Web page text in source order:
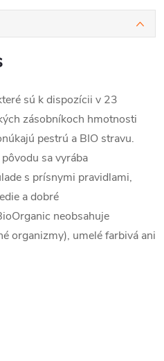
sú k dispozícii v 23
zásobníkoch hmotnosti
pestrú a BIO stravu.
sa vyrába
s prísnymi pravidlami,
a dobré
neobsahuje
organizmy), umelé farbivá ani